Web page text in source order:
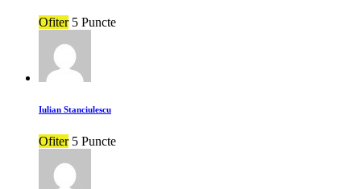
Ofiter 5 Puncte
Iulian Stanciulescu
Ofiter 5 Puncte